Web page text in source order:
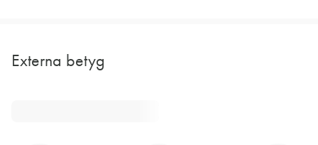
Externa betyg